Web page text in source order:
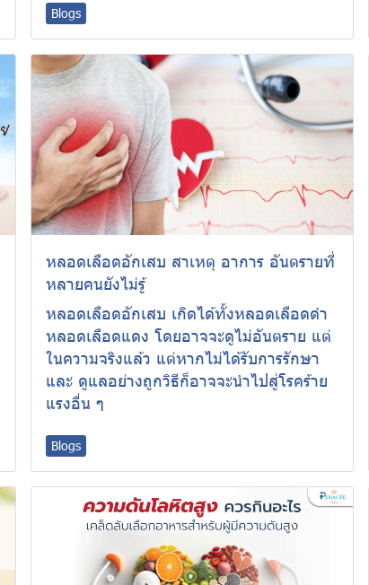
Blogs
หลอดเลือดอักเสบ สาเหตุ อาการ อันตรายที่
หลายคนยังไม่รู้
หลอดเลือดอักเสบ เกิดได้ทั้งหลอดเลือดดำ
หลอดเลือดแดง โดยอาจจะดูไม่อันตราย แต่
ในความจริงแล้ว แต่หากไม่ได้รับการรักษา
และ ดูแลอย่างถูกวิธีก็อาจจะนำไปสู่โรคร้าย
แรงอื่น ๆ
Blogs